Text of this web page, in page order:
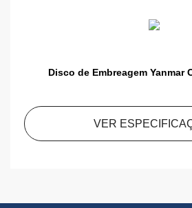
Disco de Embreagem Yanmar
VER